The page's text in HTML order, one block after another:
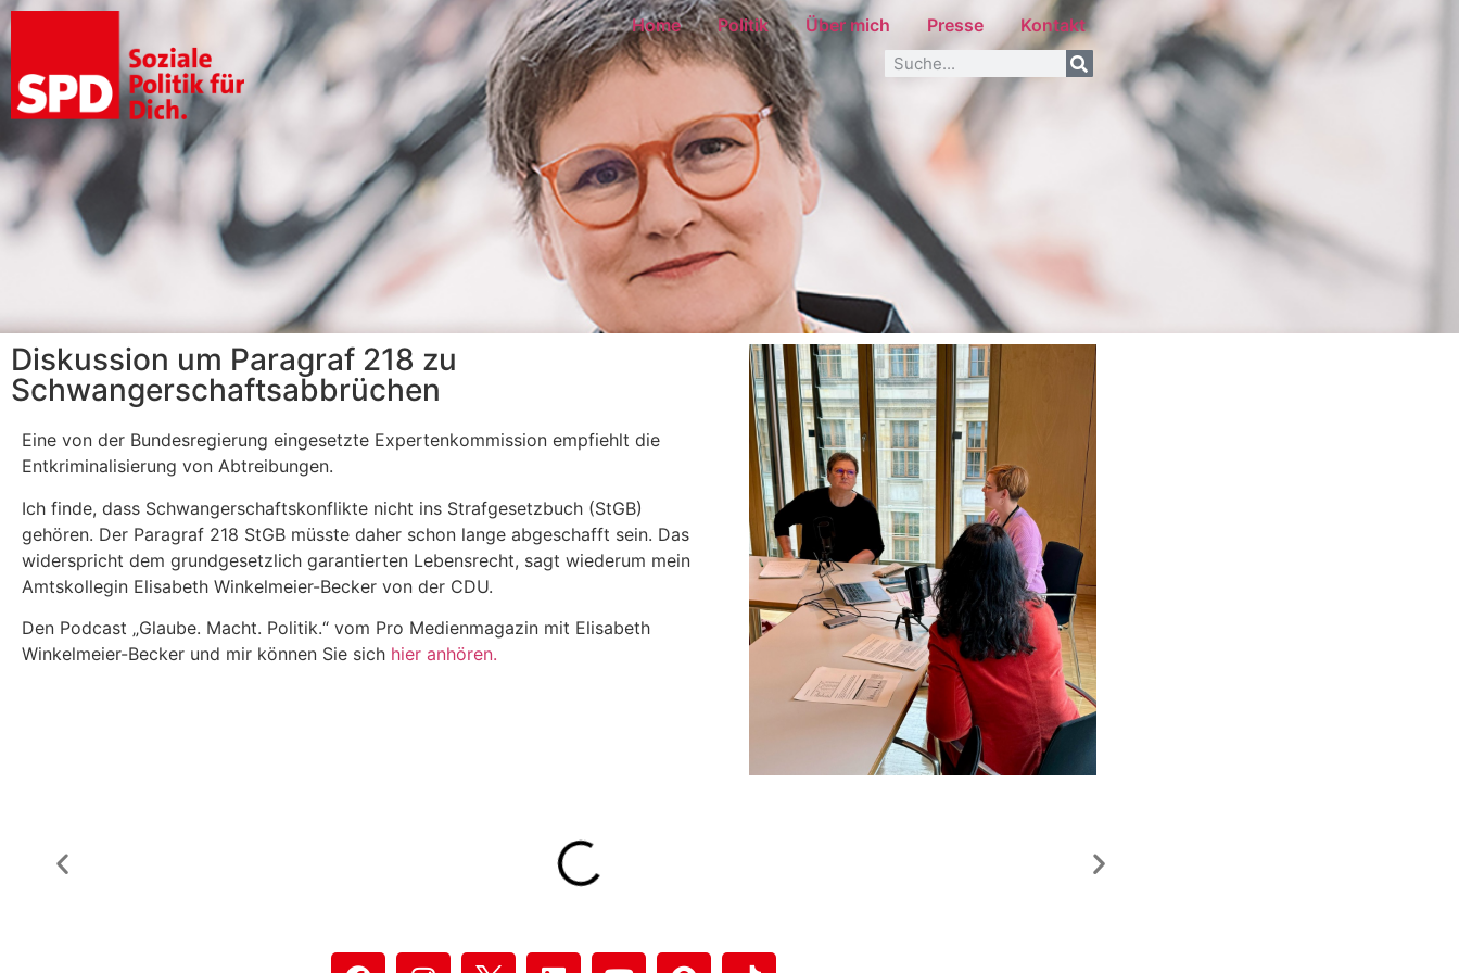
Home Politik Über mich Presse Kontakt
Diskussion um Paragraf 218 zu
Schwangerschaftsabbrüchen
Eine von der Bundesregierung eingesetzte Expertenkommission empfiehlt die
Entkriminalisierung von Abtreibungen.
Ich finde, dass Schwangerschaftskonflikte nicht ins Strafgesetzbuch (StGB)
gehören. Der Paragraf 218 StGB müsste daher schon lange abgeschafft sein. Das
widerspricht dem grundgesetzlich garantierten Lebensrecht, sagt wiederum mein
Amtskollegin Elisabeth Winkelmeier-Becker von der CDU.
Den Podcast „Glaube. Macht. Politik.“ vom Pro Medienmagazin mit Elisabeth
Winkelmeier-Becker und mir können Sie sich hier anhören.